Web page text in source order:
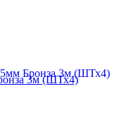
3м (ШТх4)